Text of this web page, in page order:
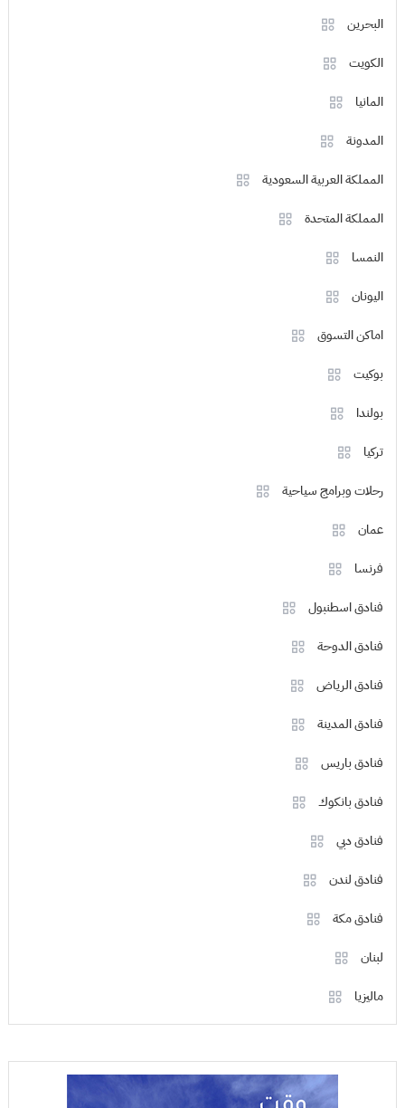
البحرين
الكويت
المانيا
المدونة
المملكة العربية السعودية
المملكة المتحدة
النمسا
اليونان
اماكن التسوق
بوكيت
بولندا
تركيا
رحلات وبرامج سياحية
عمان
فرنسا
فنادق اسطنبول
فنادق الدوحة
فنادق الرياض
فنادق المدينة
فنادق باريس
فنادق بانكوك
فنادق دبي
فنادق لندن
فنادق مكة
لبنان
ماليزيا